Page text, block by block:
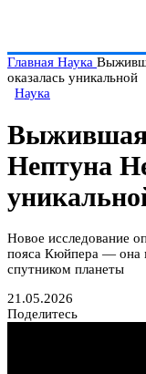
Главная Наука
оказалась уникальной
Наука
Выжившая
Нептуна
Новое исследование
пояса Кюйпера — она
спутником планеты
21.05.2026
Поделитесь